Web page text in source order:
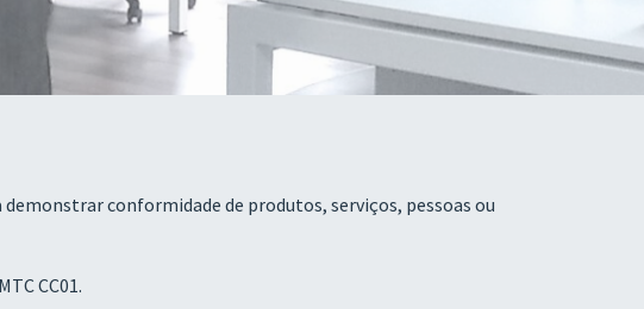
conformidade de produtos, serviços, pessoas ou
CC01.